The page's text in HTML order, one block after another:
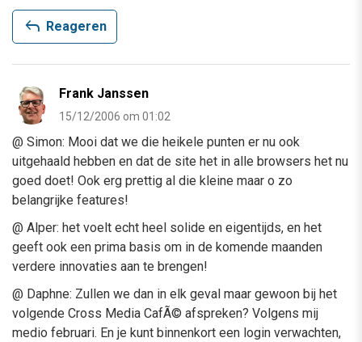
reply Reageren
Frank Janssen
15/12/2006 om 01:02
@ Simon: Mooi dat we die heikele punten er nu ook
uitgehaald hebben en dat de site het in alle browsers het nu
goed doet! Ook erg prettig al die kleine maar o zo
belangrijke features!
@ Alper: het voelt echt heel solide en eigentijds, en het
geeft ook een prima basis om in de komende maanden
verdere innovaties aan te brengen!
@ Daphne: Zullen we dan in elk geval maar gewoon bij het
volgende Cross Media CafÃ© afspreken? Volgens mij
medio februari. En je kunt binnenkort een login verwachten,